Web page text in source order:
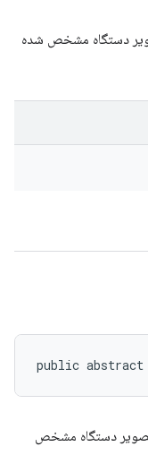
دستگاه مشخص شده
public abstract
تصویر دستگاه مشخص